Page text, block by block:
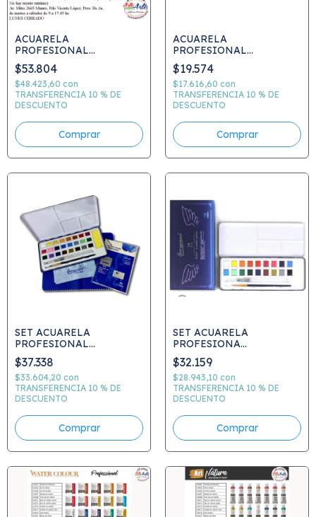
ACUARELA
PROFESIONAL
GIORGIONE X48 col.
LATA SET.+PINCEL
$53.804
$48.423,60 con
TRANSFERENCIA 10 % DE
DESCUENTO
ACUARELA
PROFESIONAL
GIORGIONE X 24 col.
$19.574
$17.616,60 con
TRANSFERENCIA 10 % DE
DESCUENTO
SET ACUARELA
PROFESIONAL
GIORGIONE 24 COL.+ 6
hojas de 300g + pincel +
pincel recargable +
almohadilla + paños G-
1618A /
$37.338
$33.604,20 con
TRANSFERENCIA 10 % DE
DESCUENTO
SET ACUARELA
PROFESIONA
GIORGIONE 18 COL.+ 6
hojas de 300g + pincel +
pincel recargable +
almohadilla + paños G-
1618A /
$32.159
$28.943,10 con
TRANSFERENCIA 10 % DE
DESCUENTO